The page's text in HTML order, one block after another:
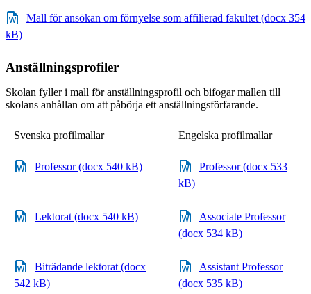
Mall för ansökan om förnyelse som affilierad fakultet (docx 354
kB)
Anställningsprofiler
Skolan fyller i mall för anställningsprofil och bifogar mallen till
skolans anhållan om att påbörja ett anställningsförfarande.
Svenska profilmallar Engelska profilmallar
Professor (docx 540 kB)
Professor (docx 533
kB)
Lektorat (docx 540 kB)
Associate Professor
(docx 534 kB)
Biträdande lektorat (docx
542 kB)
Assistant Professor
(docx 535 kB)